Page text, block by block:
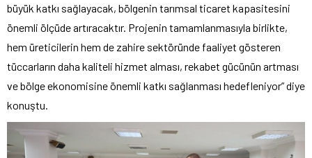
büyük katkı sağlayacak, bölgenin tarımsal ticaret kapasitesini
önemli ölçüde artıracaktır. Projenin tamamlanmasıyla birlikte,
hem üreticilerin hem de zahire sektöründe faaliyet gösteren
tüccarların daha kaliteli hizmet alması, rekabet gücünün artması
ve bölge ekonomisine önemli katkı sağlanması hedefleniyor” diye
konuştu.